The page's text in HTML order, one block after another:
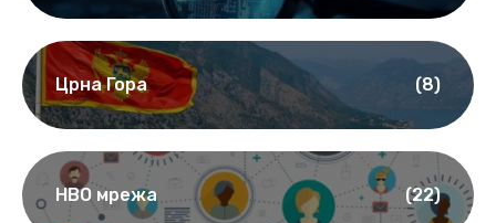
Црна Гора (8)
НВО мрежа (22)